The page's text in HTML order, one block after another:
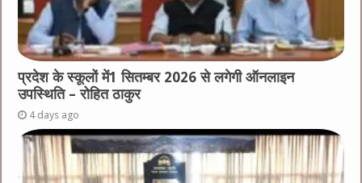
प्रदेश के स्कूलों में1 सितम्बर 2026 से लगेगी ऑनलाइन
उपस्थिति – रोहित ठाकुर
4 days ago